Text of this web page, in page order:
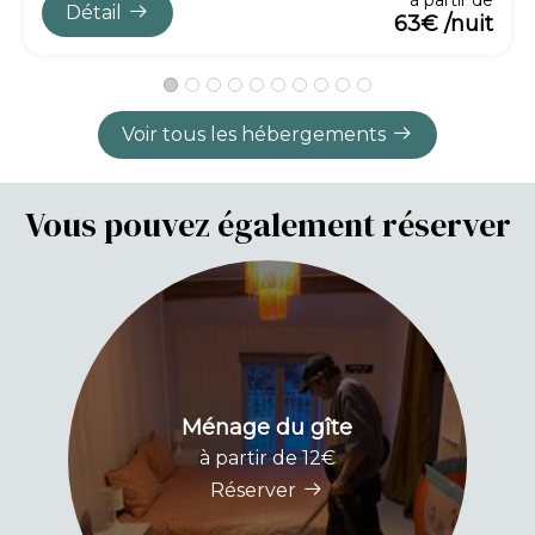
Détail 63€ /nuit
Voir tous les hébergements
Vous pouvez également réserver
Ménage du gîte
à partir de 12€
Réserver